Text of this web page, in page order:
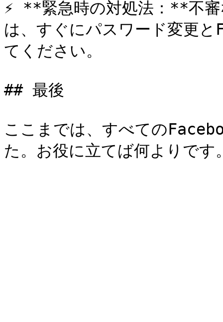
⚡ **緊急時の対処法：**不
は、すぐにパスワード変更
てください。
## 最後
ここまでは、すべての